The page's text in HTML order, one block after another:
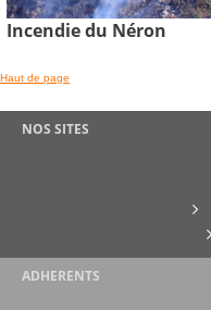
Incendie du Néron
Haut de page
NOS SITES
ADHERENTS